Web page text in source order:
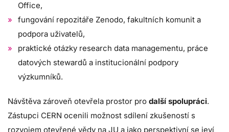
Office,
fungování repozitáře Zenodo, fakultních komunit a
podpora uživatelů,
praktické otázky research data managementu, práce
datových stewardů a institucionální podpory
výzkumníků.
Návštěva zároveň otevřela prostor pro další spolupráci.
Zástupci CERN ocenili možnost sdílení zkušeností s
rozvojem otevřené vědy na JU a jako perspektivní se jeví